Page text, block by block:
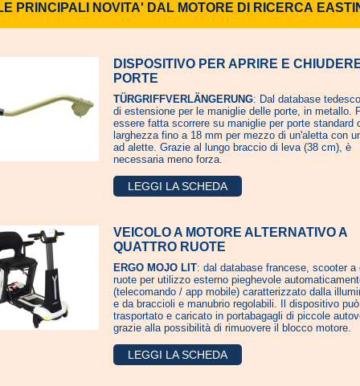
PRINCIPALI NOVITA' DAL MOTORE DI RICERCA
DISPOSITIVO PER APRIRE E
PORTE
TÜRGRIFFVERLÄNGERUNG: Dal database
di estensione per le maniglie delle porte, in metallo.
essere fatta scorrere su maniglie per porte standard
larghezza fino a 18 mm per mezzo di un'aletta con
ad alette. Grazie al lungo braccio di leva (38 cm), è
necessaria meno forza.
LEGGI LA SCHEDA
VEICOLO A MOTORE ALTERNATIVO A
QUATTRO RUOTE
ERGO MOJO LIT: dal database francese, scooter a
ruote per utilizzo esterno pieghevole
(telecomando / app mobile) caratterizzato dalla
e da braccioli e manubrio regolabili. Il dispositivo
trasportato e caricato in portabagagli di piccole
grazie alla possibilità di rimuovere il blocco motore.
LEGGI LA SCHEDA